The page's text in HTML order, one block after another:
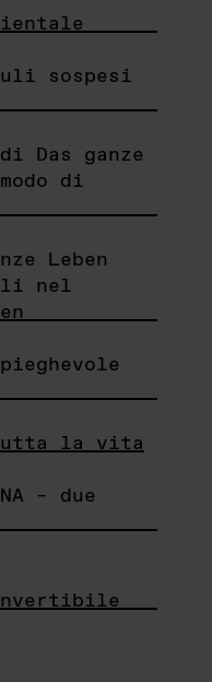
sospesi
Das ganze
di
Leben
nel
tutta la vita
– due